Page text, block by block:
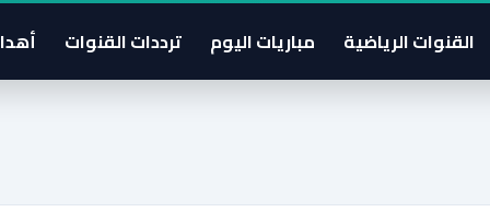
القنوات الرياضية مباريات اليوم ترددات القنوات